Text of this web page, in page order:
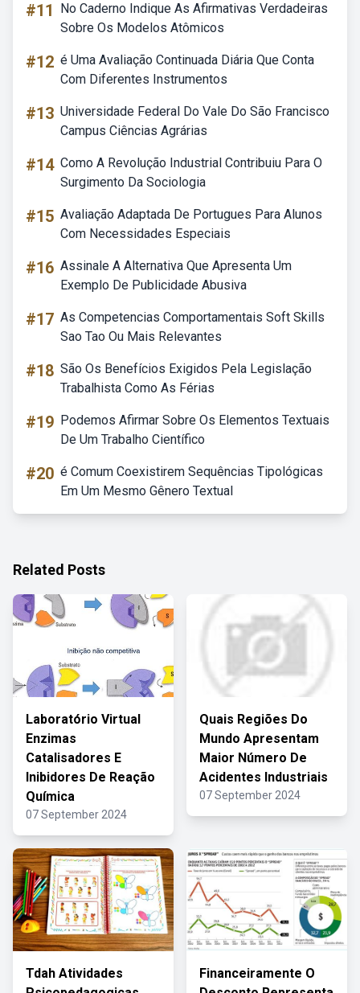
#11
No Caderno Indique As Afirmativas Verdadeiras
Sobre Os Modelos Atômicos
#12 é Uma Avaliação Continuada Diária Que Conta
Com Diferentes Instrumentos
#13 Universidade Federal Do Vale Do São Francisco
Campus Ciências Agrárias
#14 Como A Revolução Industrial Contribuiu Para O
Surgimento Da Sociologia
#15 Avaliação Adaptada De Portugues Para Alunos
Com Necessidades Especiais
#16 Assinale A Alternativa Que Apresenta Um
Exemplo De Publicidade Abusiva
#17 As Competencias Comportamentais Soft Skills
Sao Tao Ou Mais Relevantes
#18 São Os Benefícios Exigidos Pela Legislação
Trabalhista Como As Férias
#19 Podemos Afirmar Sobre Os Elementos Textuais
De Um Trabalho Científico
#20 é Comum Coexistirem Sequências Tipológicas
Em Um Mesmo Gênero Textual
Related Posts
Laboratório Virtual
Enzimas
Catalisadores E
Inibidores De Reação
Química
07 September 2024
Quais Regiões Do
Mundo Apresentam
Maior Número De
Acidentes Industriais
07 September 2024
Tdah Atividades
Financeiramente O